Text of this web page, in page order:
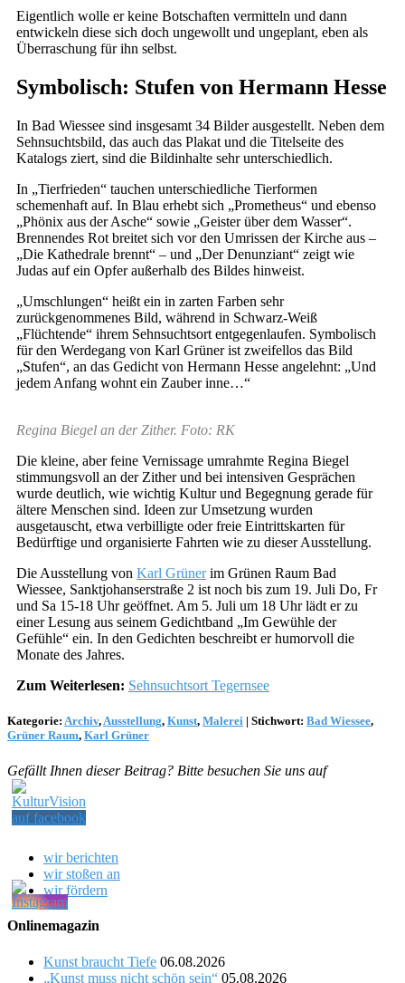
Eigentlich wolle er keine Botschaften vermitteln und dann
entwickeln diese sich doch ungewollt und ungeplant, eben als
Überraschung für ihn selbst.
Symbolisch: Stufen von Hermann Hesse
In Bad Wiessee sind insgesamt 34 Bilder ausgestellt. Neben dem
Sehnsuchtsbild, das auch das Plakat und die Titelseite des
Katalogs ziert, sind die Bildinhalte sehr unterschiedlich.
In „Tierfrieden“ tauchen unterschiedliche Tierformen
schemenhaft auf. In Blau erhebt sich „Prometheus“ und ebenso
„Phönix aus der Asche“ sowie „Geister über dem Wasser“.
Brennendes Rot breitet sich vor den Umrissen der Kirche aus –
„Die Kathedrale brennt“ – und „Der Denunziant“ zeigt wie
Judas auf ein Opfer außerhalb des Bildes hinweist.
„Umschlungen“ heißt ein in zarten Farben sehr
zurückgenommenes Bild, während in Schwarz-Weiß
„Flüchtende“ ihrem Sehnsuchtsort entgegenlaufen. Symbolisch
für den Werdegang von Karl Grüner ist zweifellos das Bild
„Stufen“, an das Gedicht von Hermann Hesse angelehnt: „Und
jedem Anfang wohnt ein Zauber inne…“
Regina Biegel an der Zither. Foto: RK
Die kleine, aber feine Vernissage umrahmte Regina Biegel
stimmungsvoll an der Zither und bei intensiven Gesprächen
wurde deutlich, wie wichtig Kultur und Begegnung gerade für
ältere Menschen sind. Ideen zur Umsetzung wurden
ausgetauscht, etwa verbilligte oder freie Eintrittskarten für
Bedürftige und organisierte Fahrten wie zu dieser Ausstellung.
Die Ausstellung von Karl Grünerim Grünen Raum Bad
Wiessee, Sanktjohanserstraße 2 ist noch bis zum 19. Juli Do, Fr
und Sa 15-18 Uhr geöffnet. Am 5. Juli um 18 Uhr lädt er zu
einer Lesung aus seinem Gedichtband „Im Gewühle der
Gefühle“ ein. In den Gedichten beschreibt er humorvoll die
Monate des Jahres.
Zum Weiterlesen: Sehnsuchtsort Tegernsee
Kategorie: Archiv, Ausstellung, Kunst, Malerei | Stichwort: Bad Wiessee,
Grüner Raum, Karl Grüner
Gefällt Ihnen dieser Beitrag? Bitte besuchen Sie uns auf
wir berichten
wir stoßen an
wir fördern
Onlinemagazin
Kunst braucht Tiefe 06.08.2026
„Kunst muss nicht schön sein“ 05.08.2026